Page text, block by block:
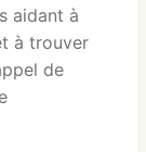
aidant à
à trouver
de